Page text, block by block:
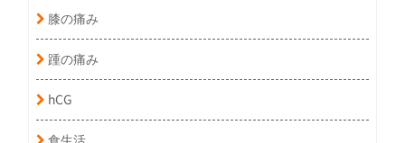
膝の痛み
踵の痛み
hCG
食生活